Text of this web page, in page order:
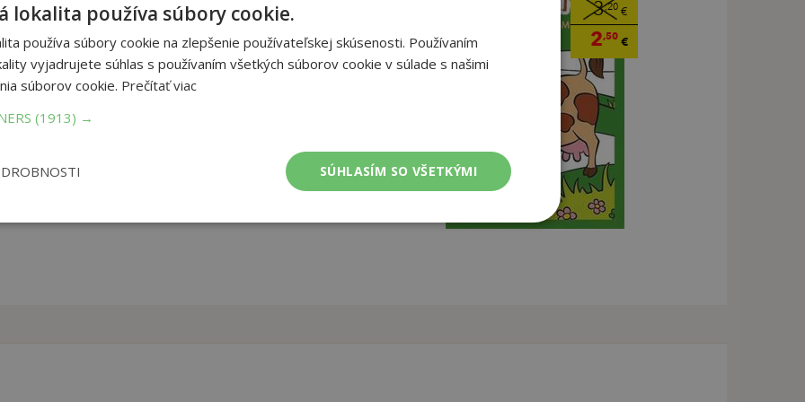
Zároveň mu pomôžte zlepšiť jemnú motoriku a
farme, mu ožijú pred očami.
strán: 32
3,20 €
2,50 €
lokalita používa súbory cookie.
používa súbory cookie na zlepšenie používateľskej skúsenosti. Používaním
vyjadrujete súhlas s používaním všetkých súborov cookie v súlade s našimi
súborov cookie. Prečítať viac
(1913) →
SÚHLASÍM SO VŠETKÝMI